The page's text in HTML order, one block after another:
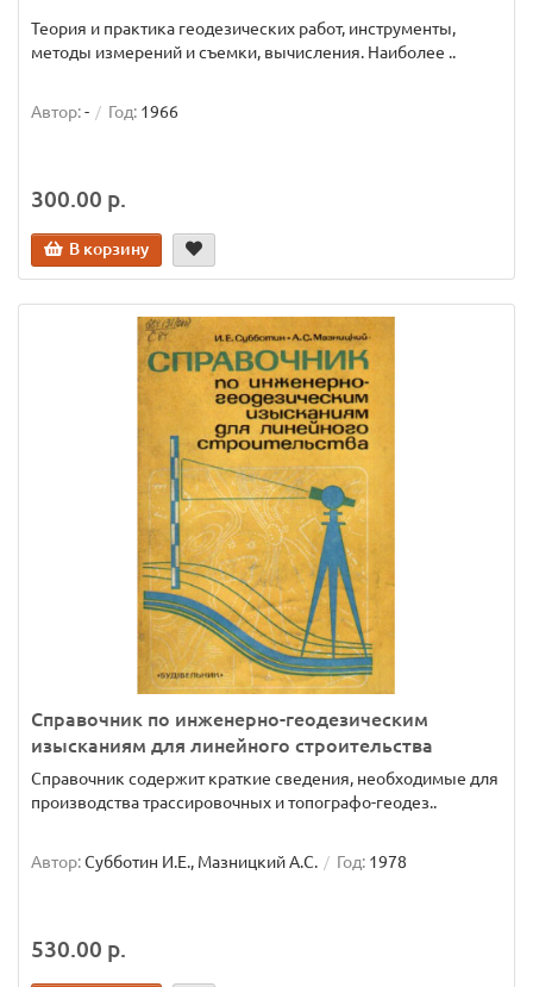
Теория и практика геодезических работ, инструменты,
методы измерений и съемки, вычисления. Наиболее ..
Автор:- Год: 1966
300.00 р.
В корзину
Справочник по инженерно-геодезическим
изысканиям для линейного строительства
Справочник содержит краткие сведения, необходимые для
производства трассировочных и топографо-геодез..
Автор:Субботин И.Е., Мазницкий А.С. Год: 1978
530.00 р.